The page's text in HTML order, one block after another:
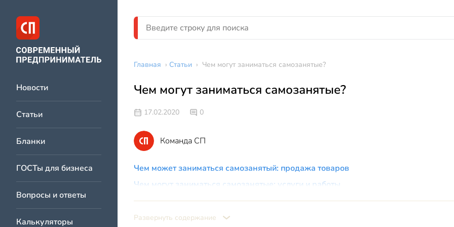
Новости
Статьи
Бланки
ГОСТы для бизнеса
Вопросы и ответы
Калькуляторы
Главная › Статьи › Чем могут заниматься самозанятые?
Чем могут заниматься самозанятые?
17.02.2020 0
Команда СП
Чем может заниматься самозанятый: продажа товаров
Чем могут заниматься самозанятые: услуги и работы
Если у самозанятого есть выручка по «запрещенным» товарам и услугам:
Развернуть содержание